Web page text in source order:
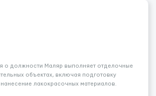
о должности Маляр выполняет отделочные
объектах, включая подготовку
лакокрасочных материалов.